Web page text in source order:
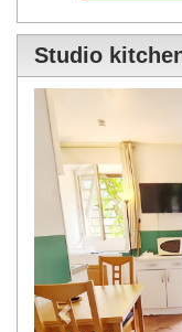
Studio